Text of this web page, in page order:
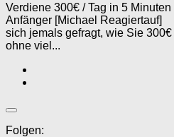
Verdiene 300€ / Tag in 5
Anfänger [Michael
sich jemals gefragt, wie Sie
ohne viel...
Folgen: